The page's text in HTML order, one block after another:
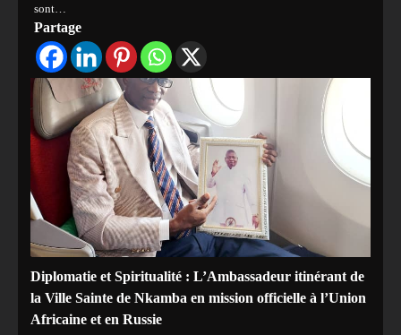
sont…
Partage
Diplomatie et Spiritualité : L’Ambassadeur itinérant de
la Ville Sainte de Nkamba en mission officielle à l’Union
Africaine et en Russie